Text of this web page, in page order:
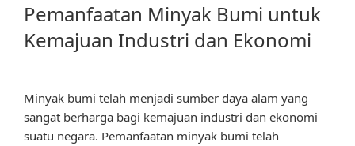
Pemanfaatan Minyak Bumi untuk
Kemajuan Industri dan Ekonomi
Minyak bumi telah menjadi sumber daya alam yang
sangat berharga bagi kemajuan industri dan ekonomi
suatu negara. Pemanfaatan minyak bumi telah